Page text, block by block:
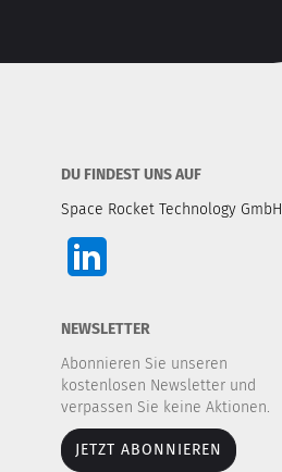
DU FINDEST UNS AUF
Space Rocket Technology GmbH
NEWSLETTER
Abonnieren Sie unseren
kostenlosen Newsletter und
verpassen Sie keine Aktionen.
JETZT ABONNIEREN